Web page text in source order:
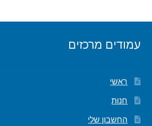
עמודים מרכזים
ראשי
חנות
החשבון שלי